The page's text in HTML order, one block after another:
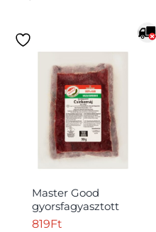
Master Good
gyorsfagyasztott
csirkemáj szív
819Ft